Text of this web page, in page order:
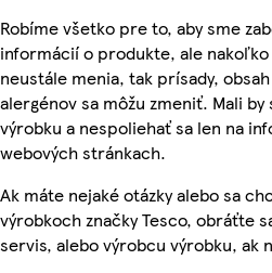
Robíme všetko pre to, aby sme
informácií o produkte, ale
neustále menia, tak prísady,
alergénov sa môžu zmeniť. Mali
výrobku a nespoliehať sa len na
webových stránkach.
Ak máte nejaké otázky alebo sa
výrobkoch značky Tesco, obráťte
servis, alebo výrobcu výrobku, ak